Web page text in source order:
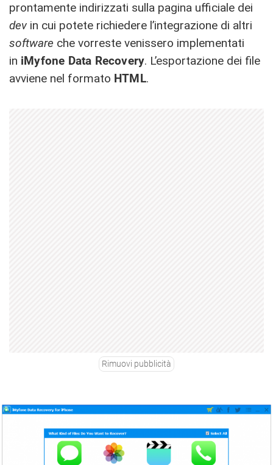
prontamente indirizzati sulla pagina ufficiale dei
dev in cui potete richiedere l’integrazione di altri
software che vorreste venissero implementati
in iMyfone Data Recovery. L’esportazione dei file
avviene nel formato HTML.
Rimuovi pubblicità